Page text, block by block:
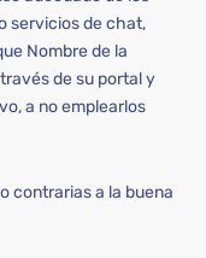
servicios de chat,
Nombre de la
de su portal y
a no emplearlos
contrarias a la buena